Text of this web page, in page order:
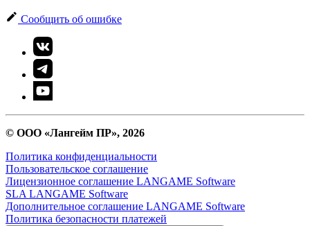
Сообщить об ошибке
© ООО «Лангейм ПР», 2026
Политика конфиденциальности
Пользовательское соглашение
Лицензионное соглашение LANGAME Software
SLA LANGAME Software
Дополнительное соглашение LANGAME Software
Политика безопасности платежей